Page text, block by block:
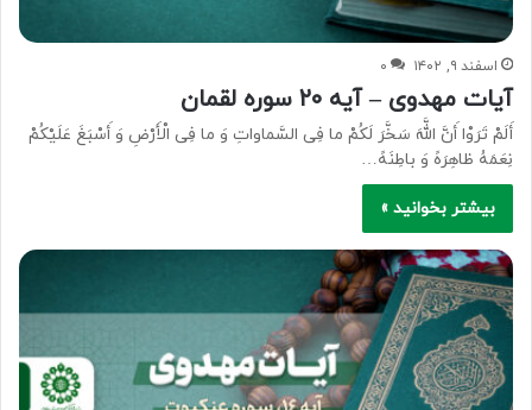
اسفند ۹, ۱۴۰۲ ۰
آیات مهدوی – آیه ۲۰ سوره لقمان
أَلَمْ تَرَوْا أَنَّ اللَّهَ سَخَّرَ لَکُمْ ما فِی السَّماواتِ وَ ما فِی الْأَرْضِ وَ أَسْبَغَ عَلَیْکُمْ
نِعَمَهُ ظاهِرَهً وَ باطِنَهً…
بیشتر بخوانید »